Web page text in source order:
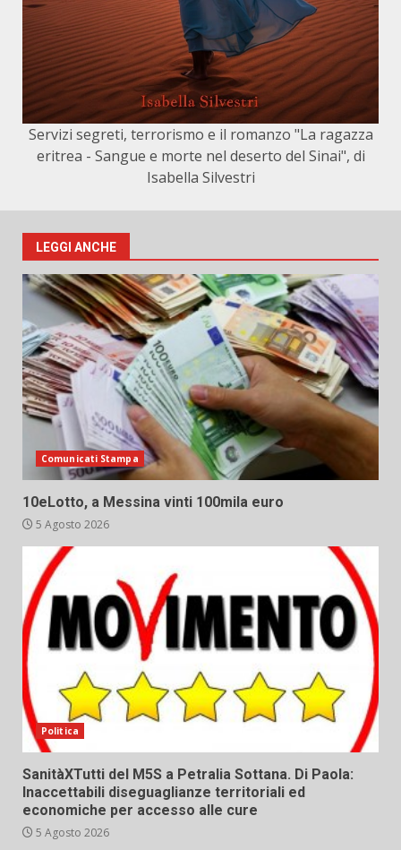
Servizi segreti, terrorismo e il romanzo "La ragazza
eritrea - Sangue e morte nel deserto del Sinai", di
Isabella Silvestri
LEGGI ANCHE
Comunicati Stampa
10eLotto, a Messina vinti 100mila euro
5 Agosto 2026
Politica
SanitàXTutti del M5S a Petralia Sottana. Di Paola:
Inaccettabili diseguaglianze territoriali ed
economiche per accesso alle cure
5 Agosto 2026